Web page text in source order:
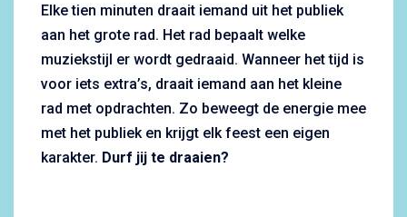
Elke tien minuten draait iemand uit het publiek
aan het grote rad. Het rad bepaalt welke
muziekstijl er wordt gedraaid. Wanneer het tijd is
voor iets extra’s, draait iemand aan het kleine
rad met opdrachten. Zo beweegt de energie mee
met het publiek en krijgt elk feest een eigen
karakter. Durf jij te draaien?